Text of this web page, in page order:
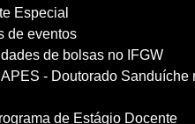
Especial
de eventos
de bolsas no IFGW
- Doutorado Sanduíche
de Estágio Docente